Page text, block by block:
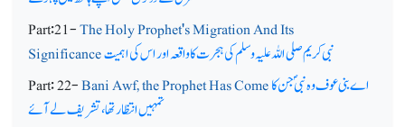
Part:21-The Holy Prophet's Migration And Its
Significanceنبی کریم صلی اللہ علیہ وسلم کی ہجرت کا واقعہ اور اس کی اہمیت
Part: 22-Bani Awf, the Prophet Has Comeاے بنی عوف وہ نبیؐ جن کا
تمہیں انتظار تھا، تشریف لے آئے